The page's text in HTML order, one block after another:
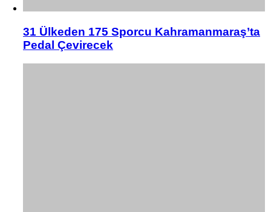
31 Ülkeden 175 Sporcu Kahramanmaraş’ta
Pedal Çevirecek